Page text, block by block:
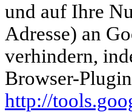
und auf Ihre
Adresse) an
verhindern,
Browser-
http://